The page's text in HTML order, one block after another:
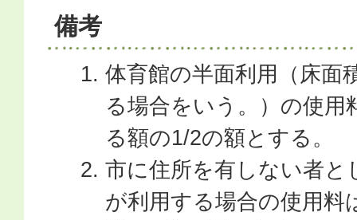
備考
体育館の半面利用（床面
る場合をいう。）の使用
る額の1/2の額とする。
市に住所を有しない者と
が利用する場合の使用料